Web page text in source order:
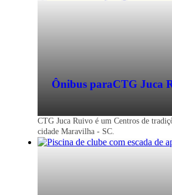
Ônibus paraCTG Juca
CTG Juca Ruivo é um Centros de
cidade Maravilha - SC.